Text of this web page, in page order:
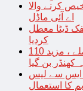
تشخیص کرنے والا
اے آئی ماڈل
ڈیٹا معطل
کردیا
اسرائیل کی رات بھر بمباری ، میزائل حملے ، مزید 110
بن گیا
ایس سے لیس
کا استعمال